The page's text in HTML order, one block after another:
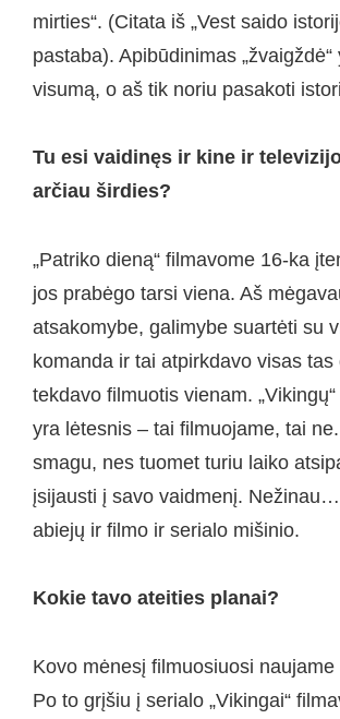
mirties“. (Citata iš „Vest saido
pastaba). Apibūdinimas „žvaigždė“
visumą, o aš tik noriu pasakoti
Tu esi vaidinęs ir kine ir
arčiau širdies?
„Patriko dieną“ filmavome 16-ka
jos prabėgo tarsi viena. Aš
atsakomybe, galimybe suartėti su
komanda ir tai atpirkdavo visas tas
tekdavo filmuotis vienam.
yra lėtesnis – tai filmuojame, tai
smagu, nes tuomet turiu laiko
įsijausti į savo vaidmenį.
abiejų ir filmo ir serialo mišinio.
Kokie tavo ateities planai?
Kovo mėnesį filmuosiuosi naujame
Po to grįšiu į serialo „Vikingai“